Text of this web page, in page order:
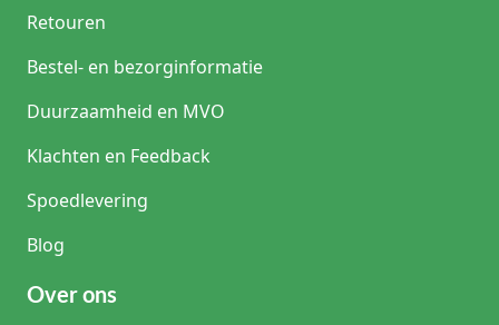
Retouren
Bestel- en bezorginformatie
Duurzaamheid en MVO
Klachten en Feedback
Spoedlevering
Blog
Over ons